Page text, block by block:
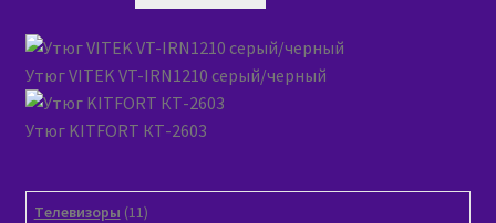
Утюг VITEK VT-IRN1210 серый/черный
Утюг KITFORT КТ-2603
Tелевизоры 1111